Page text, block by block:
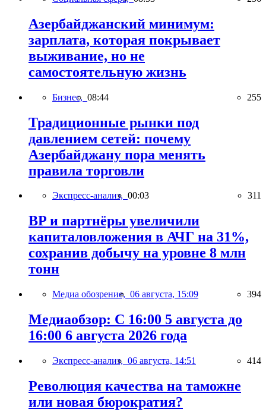
Азербайджанский минимум:
зарплата, которая покрывает
выживание, но не
самостоятельную жизнь
Бизнес, 08:44 255
Традиционные рынки под
давлением сетей: почему
Азербайджану пора менять
правила торговли
Экспресс-анализ, 00:03 311
BP и партнёры увеличили
капиталовложения в АЧГ на 31%,
сохранив добычу на уровне 8 млн
тонн
Медиа обозрение, 06 августа, 15:09 394
Медиаобзор: С 16:00 5 августа до
16:00 6 августа 2026 года
Экспресс-анализ, 06 августа, 14:51 414
Революция качества на таможне
или новая бюрократия?